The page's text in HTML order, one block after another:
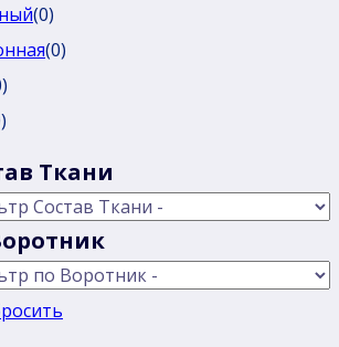
(0)
(0)
)
)
Ткани